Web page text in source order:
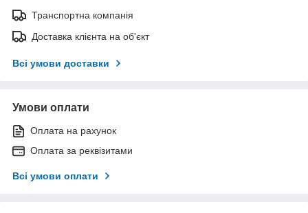
Транспортна компанія
Доставка клієнта на об'єкт
Всі умови доставки
Умови оплати
Оплата на рахунок
Оплата за реквізитами
Всі умови оплати